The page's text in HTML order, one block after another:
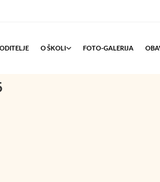
O ŠKOLI FOTO-GALERIJA